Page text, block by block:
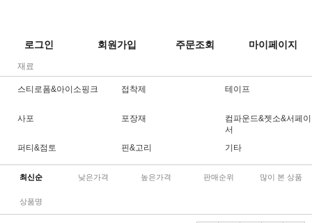
로그인 회원가입 주문조회 마이페이지
재료
스티로폼&아이소핑크 접착제 테이프
사포 포장재
컴파운드&젯소&서페이
서
퍼티&점토
핀&고리 기타
최신순 낮은가격 높은가격 판매순위 많이 본 상품
상품명